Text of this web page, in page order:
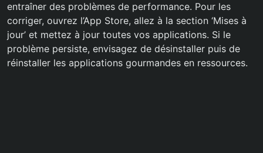
entraîner des problèmes de performance. Pour les
corriger, ouvrez l’App Store, allez à la section ‘Mises à
jour’ et mettez à jour toutes vos applications. Si le
problème persiste, envisagez de désinstaller puis de
réinstaller les applications gourmandes en ressources.